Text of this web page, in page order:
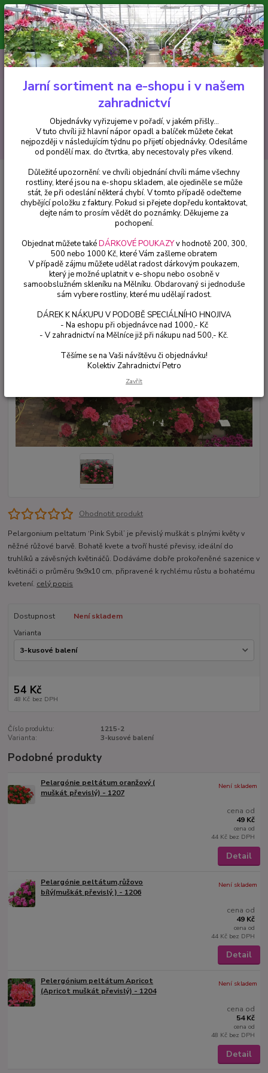
Minimální hodnota pro odeslání z e-shopu je 300 Kč.
V tuto chvíli již hlavní nápor objednávek opadl a balíček můžete čekat
nejpozději v následujícím týdnu po přijetí objednávky. Objednávky
vyřizujeme v pořadí, v jakém přišly...
CZK
Hledat
+420 602 223 614 0ks
za0 Kč
Pelargonie
Pelargónie peltátum pink Sybil (Muškát převislý) - cena
za kus v 3-kusovém balení
Pelargónie peltátum pink Sybil
(Muškát převislý) - cena za kus v
3-kusovém balení
Ohodnotit produkt
Pelargonium peltatum ‘Pink Sybil’ je převislý muškát s plnými květy v
něžné růžové barvě. Bohatě kvete a tvoří husté převisy, ideální do
truhlíků a závěsných květináčů. Dodáváme dobře prokořeněné sazenice v
květináči o průměru 9x9x10 cm, připravené k rychlému růstu a bohatému
kvetení. celý popis
Dostupnost
Není skladem
Varianta
54 Kč
48 Kč bez DPH
Číslo produktu:
1215-2
Varianta:
3-kusové balení
Podobné produkty
Pelargónie peltátum oranžový (
muškát převislý) - 1207
cena od
49 Kč
cena od
44 Kč bez DPH
Není skladem
Detail
Pelargónie peltátum,růžovo
bílý(muškát převislý ) - 1206
cena od
49 Kč
cena od
44 Kč bez DPH
Není skladem
Detail
Pelergónium peltátum Apricot
(Apricot muškát převislý) - 1204
cena od
54 Kč
cena od
48 Kč bez DPH
Není skladem
Detail
Jarní sortiment na e-shopu i v našem
zahradnictví
Objednávky vyřizujeme v pořadí, v jakém přišly...
V tuto chvíli již hlavní nápor opadl a balíček můžete čekat
nejpozději v následujícím týdnu po přijetí objednávky. Odesíláme
od pondělí max. do čtvrtka, aby necestovaly přes víkend.
Důležité upozornění: ve chvíli objednání chvíli máme všechny
rostliny, které jsou na e-shopu skladem, ale ojediněle se může
stát, že při odeslání některá chybí. V tomto případě odečteme
chybějící položku z faktury. Pokud si přejete dopředu kontaktovat,
dejte nám to prosím vědět do poznámky. Děkujeme za
pochopení.
Objednat můžete takéDÁRKOVÉ POUKAZYv hodnotě 200, 300,
500 nebo 1000 Kč, které Vám zašleme obratem
V případě zájmu můžete udělat radost dárkovým poukazem,
který je možné uplatnit v e-shopu nebo osobně v
samoobslužném skleníku na Mělníku. Obdarovaný si jednoduše
sám vybere rostliny, které mu udělají radost.
DÁREK K NÁKUPU V PODOBĚ SPECIÁLNÍHO HNOJIVA
- Na eshopu při objednávce nad 1000,- Kč
- V zahradnictví na Mělníce již při nákupu nad 500,- Kč.
Těšíme se na Vaši návštěvu či objednávku!
Kolektiv Zahradnictví Petro
Zavřít